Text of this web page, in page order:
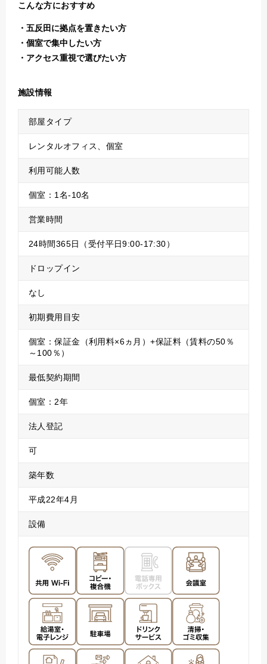
こんな方におすすめ
五反田に拠点を置きたい方
個室で集中したい方
アクセス重視で選びたい方
施設情報
部屋タイプ
レンタルオフィス、個室
利用可能人数
個室：1名-10名
営業時間
24時間365日（受付平日9:00-17:30）
ドロップイン
なし
初期費用目安
個室：保証金（利用料×6ヵ月）+保証料（賃料の50％
～100％）
最低契約期間
個室：2年
法人登記
可
築年数
平成22年4月
設備